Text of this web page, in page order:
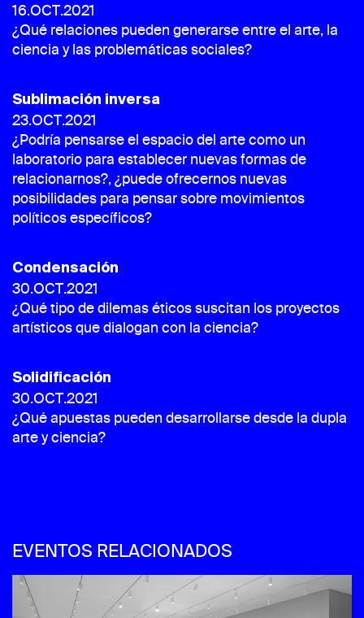
16.OCT.2021
¿Qué relaciones pueden generarse entre el arte, la
ciencia y las problemáticas sociales?
Sublimación inversa
23.OCT.2021
¿Podría pensarse el espacio del arte como un
laboratorio para establecer nuevas formas de
relacionarnos?, ¿puede ofrecernos nuevas
posibilidades para pensar sobre movimientos
políticos específicos?
Condensación
30.OCT.2021
¿Qué tipo de dilemas éticos suscitan los proyectos
artísticos que dialogan con la ciencia?
Solidificación
30.OCT.2021
¿Qué apuestas pueden desarrollarse desde la dupla
arte y ciencia?
EVENTOS RELACIONADOS